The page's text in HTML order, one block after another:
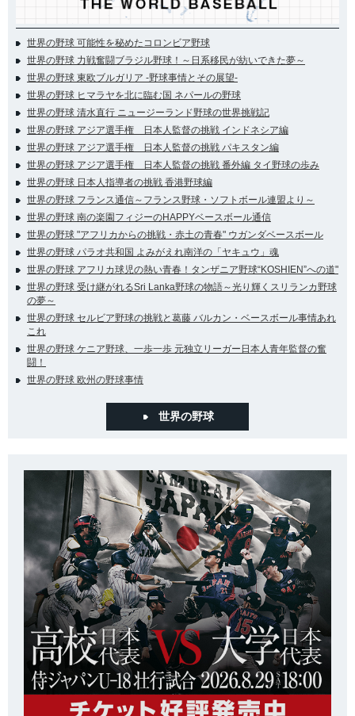
世界の野球 可能性を秘めたコロンビア野球
世界の野球 力戦奮闘ブラジル野球！～日系移民が紡いできた夢～
世界の野球 東欧ブルガリア -野球事情とその展望-
世界の野球 ヒマラヤを北に臨む国 ネパールの野球
世界の野球 清水直行 ニュージーランド野球の世界挑戦記
世界の野球 アジア選手権 日本人監督の挑戦 インドネシア編
世界の野球 アジア選手権 日本人監督の挑戦 パキスタン編
世界の野球 アジア選手権 日本人監督の挑戦 番外編 タイ野球の歩み
世界の野球 日本人指導者の挑戦 香港野球編
世界の野球 フランス通信～フランス野球・ソフトボール連盟より～
世界の野球 南の楽園フィジーのHAPPYベースボール通信
世界の野球 "アフリカからの挑戦・赤土の青春" ウガンダベースボール
世界の野球 パラオ共和国 よみがえれ南洋の「ヤキュウ」魂
世界の野球 アフリカ球児の熱い青春！タンザニア野球“KOSHIEN”への道"
世界の野球 受け継がれるSri Lanka野球の物語～光り輝くスリランカ野球
の夢～
世界の野球 セルビア野球の挑戦と葛藤 バルカン・ベースボール事情あれ
これ
世界の野球 ケニア野球、一歩一歩 元独立リーガー日本人青年監督の奮
闘！
世界の野球 欧州の野球事情
世界の野球